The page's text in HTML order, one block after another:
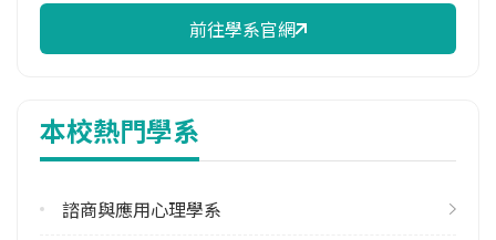
前往學系官網
本校熱門學系
諮商與應用心理學系